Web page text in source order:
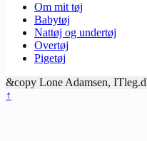
Om mit tøj
Babytøj
Nattøj og undertøj
Overtøj
Pigetøj
&copy Lone Adamsen,
↑